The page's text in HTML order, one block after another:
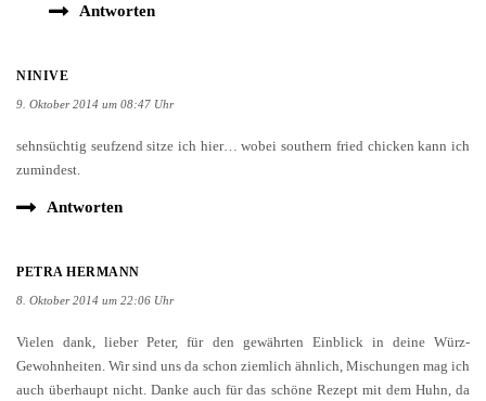
Antworten
NINIVE
9. Oktober 2014 um 08:47 Uhr
sehnsüchtig seufzend sitze ich hier… wobei southern fried chicken kann ich
zumindest.
Antworten
PETRA HERMANN
8. Oktober 2014 um 22:06 Uhr
Vielen dank, lieber Peter, für den gewährten Einblick in deine Würz-
Gewohnheiten. Wir sind uns da schon ziemlich ähnlich, Mischungen mag ich
auch überhaupt nicht. Danke auch für das schöne Rezept mit dem Huhn, da